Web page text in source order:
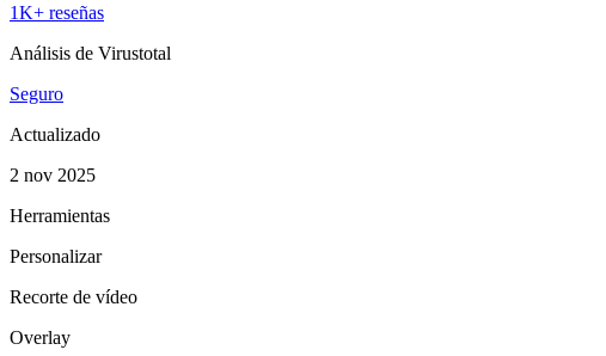
1K+ reseñas
Análisis de Virustotal
Seguro
Actualizado
2 nov 2025
Herramientas
Personalizar
Recorte de vídeo
Overlay